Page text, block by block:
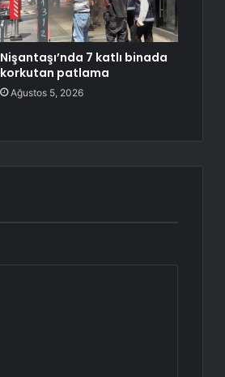
Nişantaşı’nda 7 katlı binada
korkutan patlama
Ağustos 5, 2026